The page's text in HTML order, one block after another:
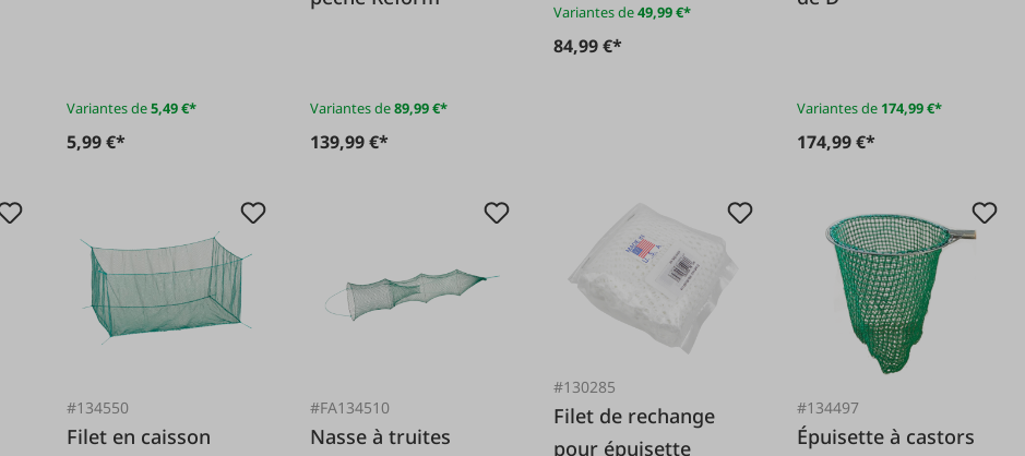
Variantes de5,49 €*
5,99 €*
Variantes de89,99 €*
139,99 €*
Variantes de49,99 €*
84,99 €*
Variantes de 174,99 €*
174,99 €*
#134550
Filet en caisson
#FA134510
Nasse à truites
#130285
Filet de rechange
pour épuisette
#134497
Épuisette à castors